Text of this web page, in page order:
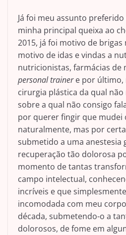
Já foi meu assunto
minha principal queixa ao
2015, já foi motivo de brigas
motivo de idas e vindas a
nutricionistas, farmácias de
personal trainere por último,
cirurgia plástica da qual
sobre a qual não consigo
por querer fingir que mudei
naturalmente, mas por
submetido a uma anestesia
recuperação tão dolorosa
momento de tantas
campo intelectual,
incríveis e que
incomodada com meu
década, submetendo-o a
dolorosos, de fome em